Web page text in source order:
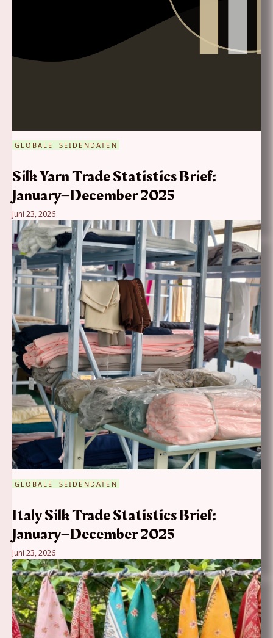
GLOBALE SEIDENDATEN
Silk Yarn Trade Statistics Brief:
January–December 2025
Juni 23, 2026
GLOBALE SEIDENDATEN
Italy Silk Trade Statistics Brief:
January–December 2025
Juni 23, 2026